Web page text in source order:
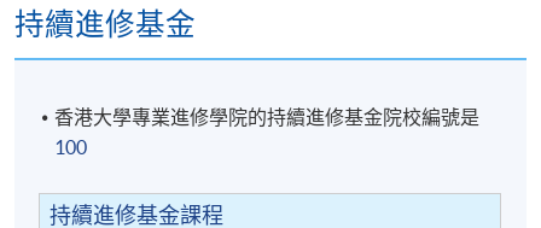
元：財富增值系列：新國際經濟秩序下的環球投資) 。
持續進修基金
香港大學專業進修學院的持續進修基金院校編號是
100
持續進修基金課程